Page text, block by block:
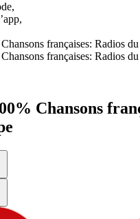
françaises: Radios
françaises: Radios
Chansons